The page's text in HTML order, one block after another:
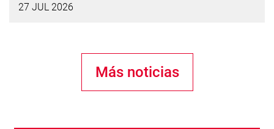
27 JUL 2026
Más noticias